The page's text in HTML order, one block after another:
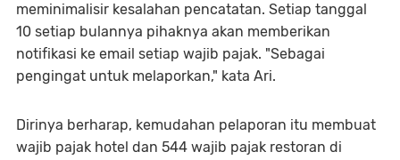
meminimalisir kesalahan pencatatan. Setiap tanggal
10 setiap bulannya pihaknya akan memberikan
notifikasi ke email setiap wajib pajak. "Sebagai
pengingat untuk melaporkan," kata Ari.
Dirinya berharap, kemudahan pelaporan itu membuat
wajib pajak hotel dan 544 wajib pajak restoran di